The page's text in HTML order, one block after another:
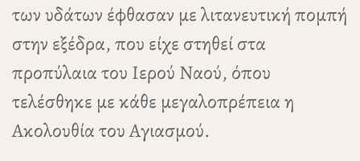
των υδάτων έφθασαν με λιτανευτική πομπή
στην εξέδρα, που είχε στηθεί στα
προπύλαια του Ιερού Ναού, όπου
τελέσθηκε με κάθε μεγαλοπρέπεια η
Ακολουθία του Αγιασμού.